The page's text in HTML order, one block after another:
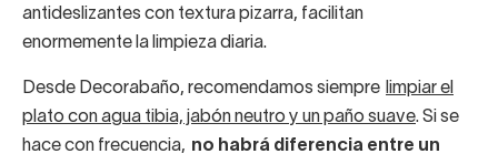
antideslizantes con textura pizarra, facilitan
enormemente la limpieza diaria.
Desde Decorabaño, recomendamos siempre limpiar el
plato con agua tibia, jabón neutro y un paño suave. Si se
hace con frecuencia, no habrá diferencia entre un